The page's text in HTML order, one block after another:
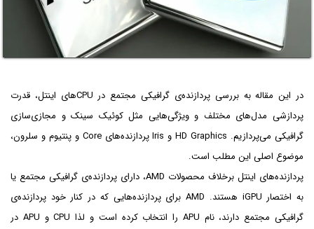
در این مقاله به بررسی پردازنده‌ی گرافیکی مجتمع در CPUهای اینتل، قدرت
پردازشی مدل‌های مختلف و ویژگی‌هایی مثل کوئیک سینک و مجازی‌سازی
گرافیکی می‌پردازیم. HD Graphics و Iris پردازنده‌های Core و پنتیوم و سلرون،
موضوع اصلی این مطلب است.
پردازنده‌های اینتل برخلاف محصولات AMD، دارای پردازنده‌ی گرافیکی مجتمع یا
به اختصار iGPU هستند. AMD برای پردازنده‌هایی که در کنار خود پردازنده‌ی
گرافیکی مجتمع دارند، نام APU را انتخاب کرده است و لذا CPU و APU در